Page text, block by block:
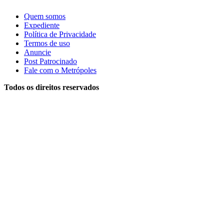
Quem somos
Expediente
Política de Privacidade
Termos de uso
Anuncie
Post Patrocinado
Fale com o Metrópoles
Todos os direitos reservados